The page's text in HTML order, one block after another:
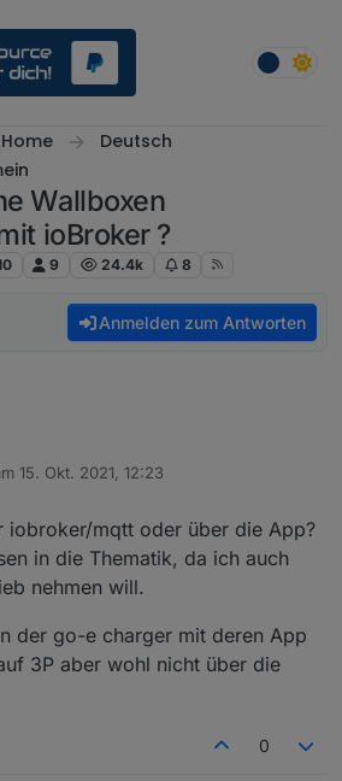
Deutsch
Wallboxen
ioBroker ?
9 24.4k 8
Anmelden zum Antworten
ganz taugliche Boxen. Ich habe einen
sehr gut ist. Kann ich
ich meinen Tesla 99.9% über des
da der Tesla sich sowieso
was den Lade-Start und Stop angeht.
ist quasi nie notwendig, da ich nur
das Auto wieder nachzuladen, auch mit
das Steckerteil liefert.
angeht, so ist gerade eine neue
der Tesla Software des Autos, dann
15. Okt. 2021, 12:23
von
iobroker/mqtt oder über die App?
in die Thematik, da ich auch
nehmen will.
der go-e charger mit deren App
3P aber wohl nicht über die
0